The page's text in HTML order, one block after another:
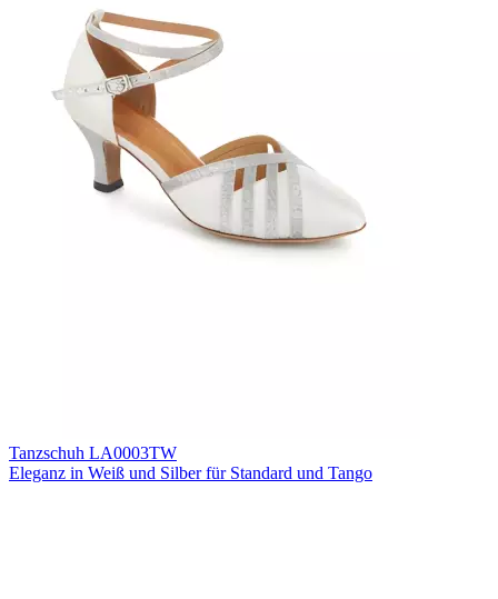
Tanzschuh LA0003TW
Eleganz in Weiß und Silber für Standard und Tango